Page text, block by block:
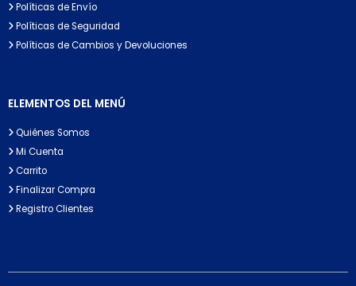
Políticas de Envío
Políticas de Seguridad
Políticas de Cambios y Devoluciones
ELEMENTOS DEL MENÚ
Quiénes Somos
Mi Cuenta
Carrito
Finalizar Compra
Registro Clientes